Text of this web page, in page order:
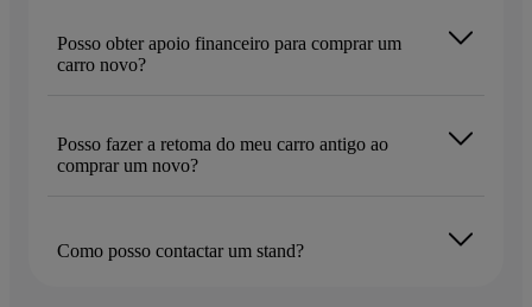
Posso obter apoio financeiro para comprar um
carro novo?
Posso fazer a retoma do meu carro antigo ao
comprar um novo?
Como posso contactar um stand?